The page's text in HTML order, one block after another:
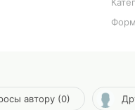
автору (0)